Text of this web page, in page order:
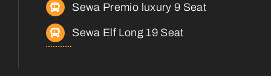
Sewa Premio luxury 9 Seat
Sewa Elf Long 19 Seat